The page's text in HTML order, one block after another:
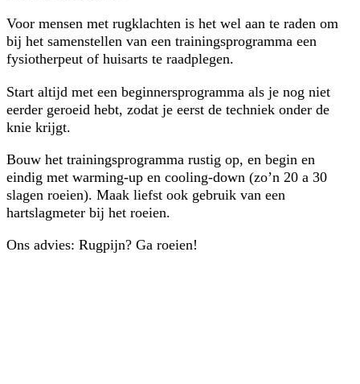
Voor mensen met rugklachten is het wel aan te raden om
bij het samenstellen van een trainingsprogramma een
fysiotherpeut of huisarts te raadplegen.
Start altijd met een beginnersprogramma als je nog niet
eerder geroeid hebt, zodat je eerst de techniek onder de
knie krijgt.
Bouw het trainingsprogramma rustig op, en begin en
eindig met warming-up en cooling-down (zo’n 20 a 30
slagen roeien). Maak liefst ook gebruik van een
hartslagmeter bij het roeien.
Ons advies: Rugpijn? Ga roeien!